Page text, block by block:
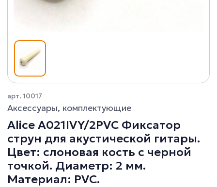
арт. 10017
Аксессуары, комплектующие
Alice A021IVY/2PVC Фиксатор
струн для акустической гитары.
Цвет: слоновая кость с черной
точкой. Диаметр: 2 мм.
Материал: PVC.